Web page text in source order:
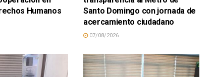
Humanos
Santo Domingo con jornada de
acercamiento ciudadano
07/08/2026